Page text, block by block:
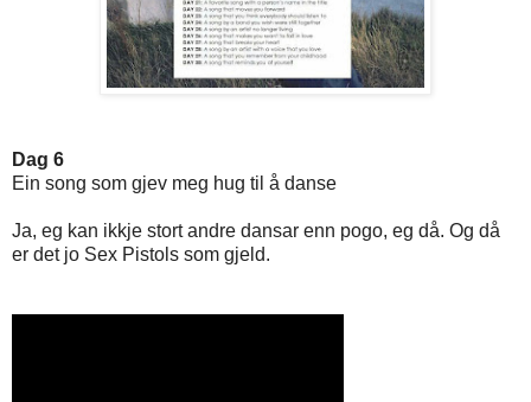
Dag 6
Ein song som gjev meg hug til å danse
Ja, eg kan ikkje stort andre dansar enn pogo, eg då. Og då
er det jo Sex Pistols som gjeld.